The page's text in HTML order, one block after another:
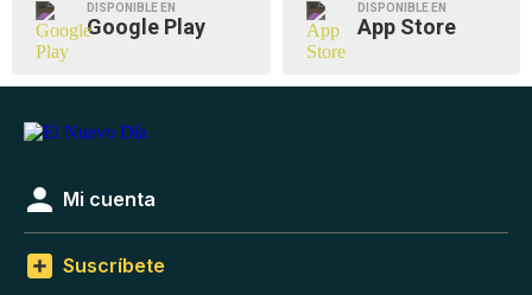
DISPONIBLE EN
Google Play
DISPONIBLE EN
App Store
Mi cuenta
Suscríbete